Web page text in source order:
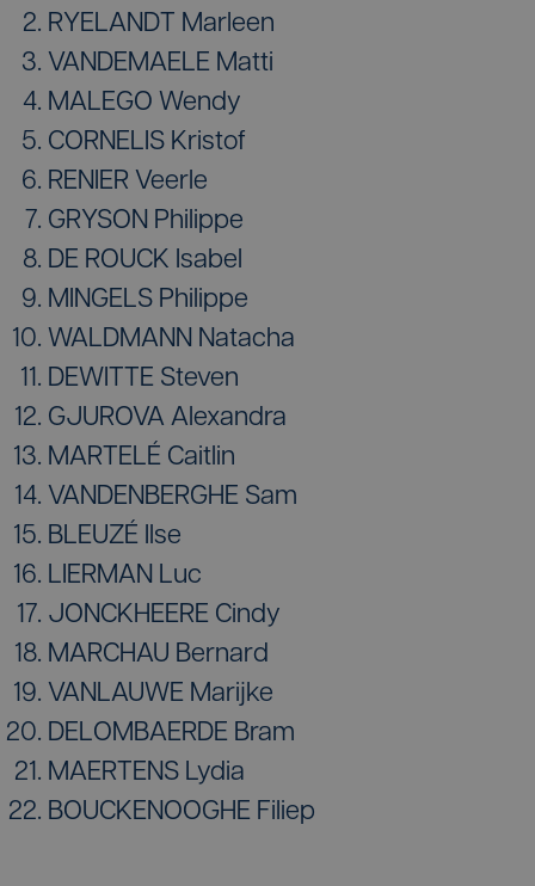
RYELANDT Marleen
VANDEMAELE Matti
MALEGO Wendy
CORNELIS Kristof
RENIER Veerle
GRYSON Philippe
DE ROUCK Isabel
MINGELS Philippe
WALDMANN Natacha
DEWITTE Steven
GJUROVA Alexandra
MARTELÉ Caitlin
VANDENBERGHE Sam
BLEUZÉ Ilse
LIERMAN Luc
JONCKHEERE Cindy
MARCHAU Bernard
VANLAUWE Marijke
DELOMBAERDE Bram
MAERTENS Lydia
BOUCKENOOGHE Filiep